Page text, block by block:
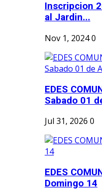
Inscripcion
al Jardin...
Nov 1, 20240
EDES
Sabado 01
Jul 31, 2026 0
EDES
Domingo 14